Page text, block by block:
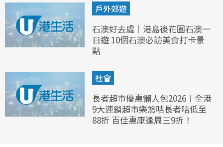
戶外郊遊
石澳好去處｜港島後花園石澳一
日遊 10個石澳必訪美食打卡景
點
社會
長者超市優惠懶人包2026︱全港
9大連鎖超市樂悠咭長者咭低至
88折 百佳惠康逢周三9折！